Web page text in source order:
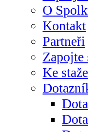
O
Kontakt
Partneři
Zapojte
Ke